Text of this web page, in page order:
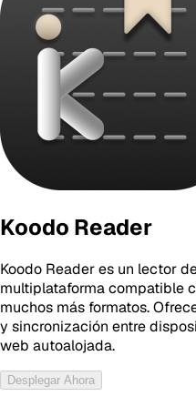
Koodo Reader
Koodo Reader es un lector
multiplataforma compatible
muchos más formatos.
y sincronización entre
web autoalojada.
Desplegar Ahora